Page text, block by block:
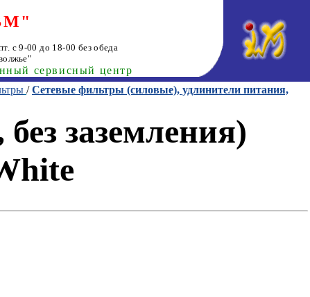
с 9-00 до 18-00 без обеда
сервисный центр
/Сетевые фильтры (силовые), удлинители питания,
заземления)